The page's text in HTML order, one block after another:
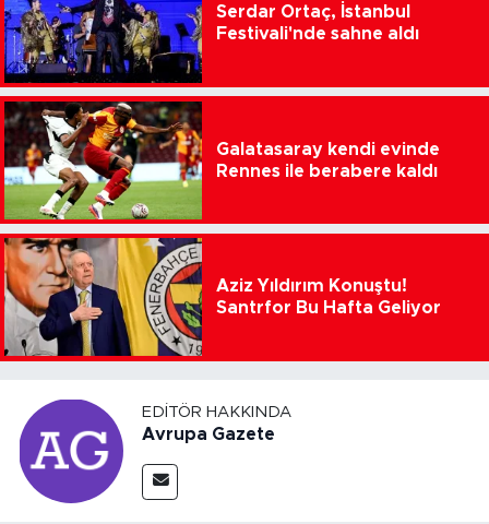
Serdar Ortaç, İstanbul
Festivali'nde sahne aldı
Galatasaray kendi evinde
Rennes ile berabere kaldı
Aziz Yıldırım Konuştu!
Santrfor Bu Hafta Geliyor
EDITÖR HAKKINDA
Avrupa Gazete